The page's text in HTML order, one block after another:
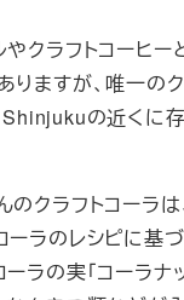
やクラフトコーヒ
りますが、唯一の
の近くに
のクラフトコーラ
ーラのレシピに基
ーラの実「コーラナ